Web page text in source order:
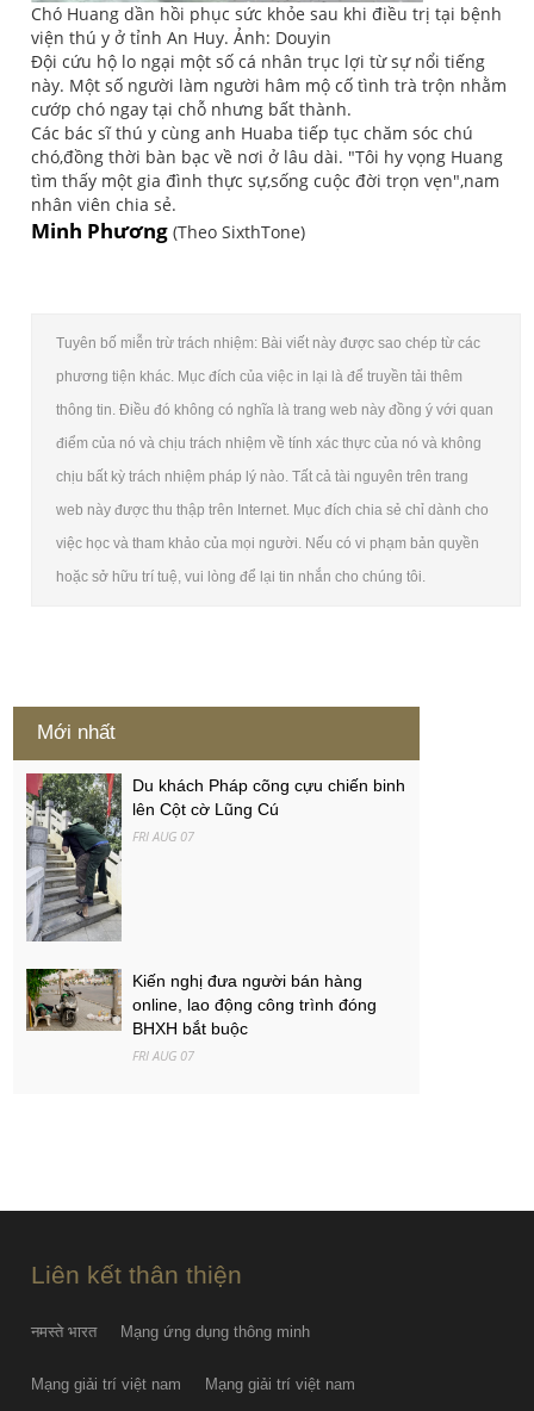
Chó Huang dần hồi phục sức khỏe sau khi điều trị tại bệnh
viện thú y ở tỉnh An Huy. Ảnh: Douyin
Đội cứu hộ lo ngại một số cá nhân trục lợi từ sự nổi tiếng
này. Một số người làm người hâm mộ cố tình trà trộn nhằm
cướp chó ngay tại chỗ nhưng bất thành.
Các bác sĩ thú y cùng anh Huaba tiếp tục chăm sóc chú
chó,đồng thời bàn bạc về nơi ở lâu dài. "Tôi hy vọng Huang
tìm thấy một gia đình thực sự,sống cuộc đời trọn vẹn",nam
nhân viên chia sẻ.
Minh Phương (Theo SixthTone)
Tuyên bố miễn trừ trách nhiệm: Bài viết này được sao chép từ các
phương tiện khác. Mục đích của việc in lại là để truyền tải thêm
thông tin. Điều đó không có nghĩa là trang web này đồng ý với quan
điểm của nó và chịu trách nhiệm về tính xác thực của nó và không
chịu bất kỳ trách nhiệm pháp lý nào. Tất cả tài nguyên trên trang
web này được thu thập trên Internet. Mục đích chia sẻ chỉ dành cho
việc học và tham khảo của mọi người. Nếu có vi phạm bản quyền
hoặc sở hữu trí tuệ, vui lòng để lại tin nhắn cho chúng tôi.
Mới nhất
Du khách Pháp cõng cựu chiến binh
lên Cột cờ Lũng Cú
FRI AUG 07
Kiến nghị đưa người bán hàng
online, lao động công trình đóng
BHXH bắt buộc
FRI AUG 07
Liên kết thân thiện
नमस्ते भारत Mạng ứng dụng thông minh
Mạng giải trí việt nam Mạng giải trí việt nam